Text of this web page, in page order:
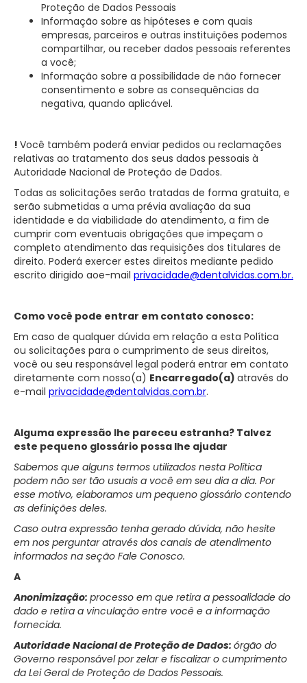
Proteção de Dados Pessoais
Informação sobre as hipóteses e com quais
empresas, parceiros e outras instituições podemos
compartilhar, ou receber dados pessoais referentes
a você;
Informação sobre a possibilidade de não fornecer
consentimento e sobre as consequências da
negativa, quando aplicável.
! Você também poderá enviar pedidos ou reclamações
relativas ao tratamento dos seus dados pessoais à
Autoridade Nacional de Proteção de Dados.
Todas as solicitações serão tratadas de forma gratuita, e
serão submetidas a uma prévia avaliação da sua
identidade e da viabilidade do atendimento, a fim de
cumprir com eventuais obrigações que impeçam o
completo atendimento das requisições dos titulares de
direito. Poderá exercer estes direitos mediante pedido
escrito dirigido aoe-mail privacidade@dentalvidas.com.br.
Como você pode entrar em contato conosco:
Em caso de qualquer dúvida em relação a esta Política
ou solicitações para o cumprimento de seus direitos,
você ou seu responsável legal poderá entrar em contato
diretamente com nosso(a) Encarregado(a) através do
e-mail privacidade@dentalvidas.com.br.
Alguma expressão lhe pareceu estranha? Talvez
este pequeno glossário possa lhe ajudar
Sabemos que alguns termos utilizados nesta Política
podem não ser tão usuais a você em seu dia a dia. Por
esse motivo, elaboramos um pequeno glossário contendo
as definições deles.
Caso outra expressão tenha gerado dúvida, não hesite
em nos perguntar através dos canais de atendimento
informados na seção Fale Conosco.
A
Anonimização: processo em que retira a pessoalidade do
dado e retira a vinculação entre você e a informação
fornecida.
Autoridade Nacional de Proteção de Dados: órgão do
Governo responsável por zelar e fiscalizar o cumprimento
da Lei Geral de Proteção de Dados Pessoais.